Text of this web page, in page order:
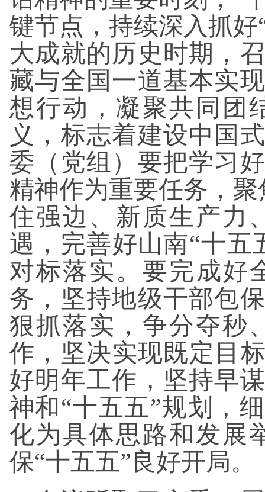
键节点，持续深入抓
大成就的历史时期，
藏与全国一道基本实
想行动，凝聚共同团
义，标志着建设中国
委（党组）要把学习
精神作为重要任务，
住强边、新质生产力
遇，完善好山南“十五
对标落实。要完成好
务，坚持地级干部包
狠抓落实，争分夺秒
作，坚决实现既定目
好明年工作，坚持早
神和“十五五”规划，
化为具体思路和发展
保“十五五”良好开局。